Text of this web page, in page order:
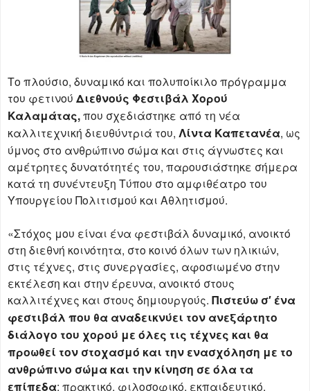
Το πλούσιο, δυναμικό και πολυποίκιλο πρόγραμμα
του φετινού Διεθνούς Φεστιβάλ Χορού
Καλαμάτας,που σχεδιάστηκε από τη νέα
καλλιτεχνική διευθύντριά του, Λίντα Καπετανέα, ως
ύμνος στο ανθρώπινο σώμα και στις άγνωστες και
αμέτρητες δυνατότητές του, παρουσιάστηκε σήμερα
κατά τη συνέντευξη Τύπου στο αμφιθέατρο του
Υπουργείου Πολιτισμού και Αθλητισμού.
«Στόχος μου είναι ένα φεστιβάλ δυναμικό, ανοικτό
στη διεθνή κοινότητα, στο κοινό όλων των ηλικιών,
στις τέχνες, στις συνεργασίες, αφοσιωμένο στην
εκτέλεση και στην έρευνα, ανοικτό στους
καλλιτέχνες και στους δημιουργούς. Πιστεύω σ′ ένα
φεστιβάλ που θα αναδεικνύει τον ανεξάρτητο
διάλογο του χορού με όλες τις τέχνες και θα
προωθεί τον στοχασμό και την ενασχόληση με το
ανθρώπινο σώμα και την κίνηση σε όλα τα
επίπεδα: πρακτικό, φιλοσοφικό, εκπαιδευτικό,